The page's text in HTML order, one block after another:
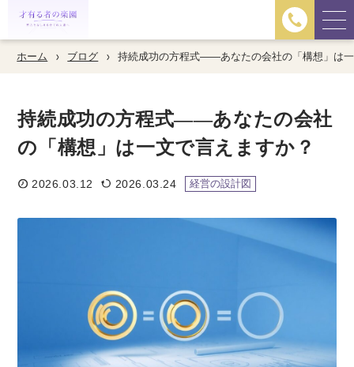
ホーム ブログ 持続成功の方程式——あなたの会社の「構想」は
持続成功の方程式——あなたの会社
の「構想」は一文で言えますか？
2026.03.12 2026.03.24 経営の設計図